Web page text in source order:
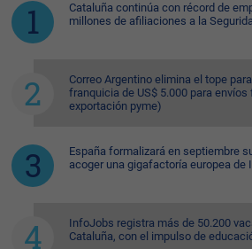
Cataluña continúa con récord de
millones de afiliaciones a la
Correo Argentino elimina el tope
franquicia de US$ 5.000 para
exportación pyme)
España formalizará en septiembre
acoger una gigafactoría europea de
InfoJobs registra más de 50.200
Cataluña, con el impulso de